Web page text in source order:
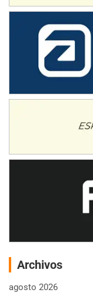
Archivos
agosto 2026